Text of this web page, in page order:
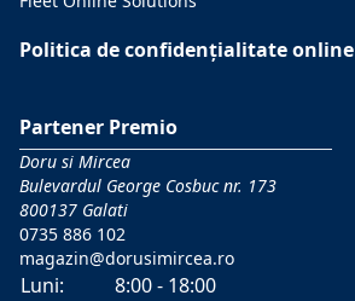
Politica de confidențialitate online
Partener Premio
Doru si Mircea
Bulevardul George Cosbuc nr. 173
800137 Galati
0735 886 102
magazin@dorusimircea.ro
Luni:
8:00 - 18:00